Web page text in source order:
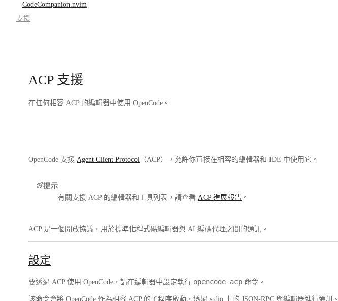
CodeCompanion.nvim
支援
ACP 支援
在任何相容 ACP 的編輯器中使用 OpenCode。
OpenCode 支援 Agent Client Protocol （ACP），允許你直接在相容的編輯器和 IDE 中使用它。
提示
有關支援 ACP 的編輯器和工具列表，請查看 ACP 進展報告 。
ACP 是一個開放協議，用於標準化程式碼編輯器與 AI 編碼代理之間的通訊。
設定
要透過 ACP 使用 OpenCode，請在編輯器中設定執行 opencode acp 命令。
該命令會將 OpenCode 作為相容 ACP 的子程序啟動，透過 stdio 上的 JSON-RPC 與編輯器進行通訊。